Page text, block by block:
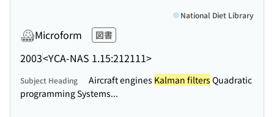
Microform 図書
2003<YCA-NAS 1.15:212111>
National Diet Library
Subject Heading Aircraft engines Kalman filters Quadratic
programming Systems...